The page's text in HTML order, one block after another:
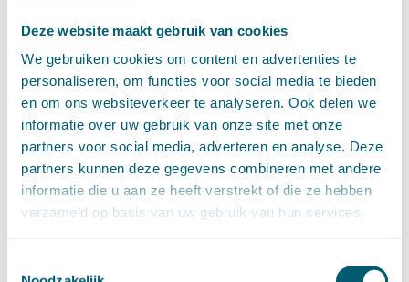
Deze website maakt gebruik van cookies
We gebruiken cookies om content en advertenties te
personaliseren, om functies voor social media te bieden
en om ons websiteverkeer te analyseren. Ook delen we
informatie over uw gebruik van onze site met onze
partners voor social media, adverteren en analyse. Deze
partners kunnen deze gegevens combineren met andere
informatie die u aan ze heeft verstrekt of die ze hebben
verzameld op basis van uw gebruik van hun services.
uitvoeringstoetsen vaak wordt uitgegaan van het
lakken van actief openbaar te maken documenten.
De initiatiefnemers kunnen zich voorstellen dat dit
bij grote aantallen een dure exercitie is. Zij gaan er
echter van uit dat, wanneer bij een beschikking of
een oordeel naar aanleiding van een klacht